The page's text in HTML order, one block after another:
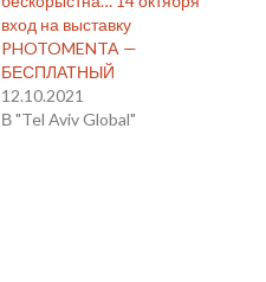
вход на выставку
PHOTOMENTA —
БЕСПЛАТНЫЙ
12.10.2021
В "Tel Aviv Global"